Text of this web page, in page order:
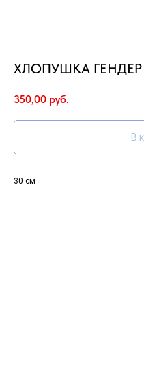
ХЛОПУШКА
350,00 руб.
В
30 см